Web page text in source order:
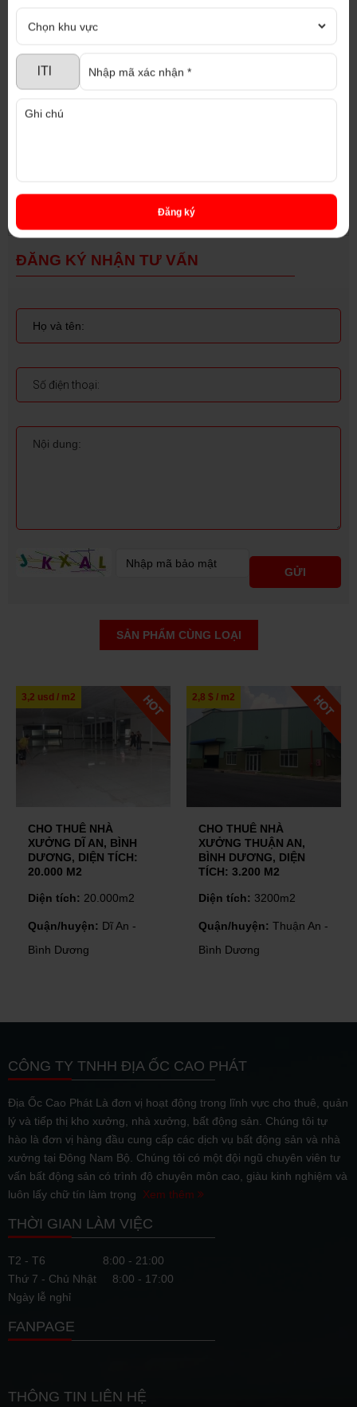
Website : nhaxuongmiendong.com,
diaoccaophat.com
Chúng tôi cam kết tư vấn nhiệt tình, hoàn
toàn miễn phí với đội ngũ nhân viên chuyên
ĐĂNG KÝ NHẬN TƯ VẤN
SẢN PHẨM CÙNG LOẠI
3,2 usd / m2
CHO THUÊ NHÀ
XƯỞNG DĨ AN, BÌNH
DƯƠNG, DIỆN TÍCH:
20.000 M2
Diện tích: 20.000m2
Quận/huyện: Dĩ An -
Bình Dương
2,8 $ / m2
CHO THUÊ NHÀ
XƯỞNG THUẬN AN,
BÌNH DƯƠNG, DIỆN
TÍCH: 3.200 M2
Diện tích: 3200m2
Quận/huyện: Thuận An -
Bình Dương
CÔNG TY TNHH ĐỊA ỐC CAO PHÁT
Địa Ốc Cao Phát Là đơn vị hoạt động trong lĩnh vực cho thuê, quản
lý và tiếp thị kho xưởng, nhà xưởng, bất động sản. Chúng tôi tự
hào là đơn vị hàng đầu cung cấp các dịch vụ bất động sản và nhà
xưởng tại Đông Nam Bộ. Chúng tôi có một đội ngũ chuyên viên tư
vấn bất động sản có trình độ chuyên môn cao, giàu kinh nghiệm và
luôn lấy chữ tín làm trọng Xem thêm
THỜI GIAN LÀM VIỆC
T2 - T6
8:00 - 21:00
Thứ 7 - Chủ Nhật
8:00 - 17:00
Ngày lễ nghỉ
FANPAGE
THÔNG TIN LIÊN HỆ
Đăng ký